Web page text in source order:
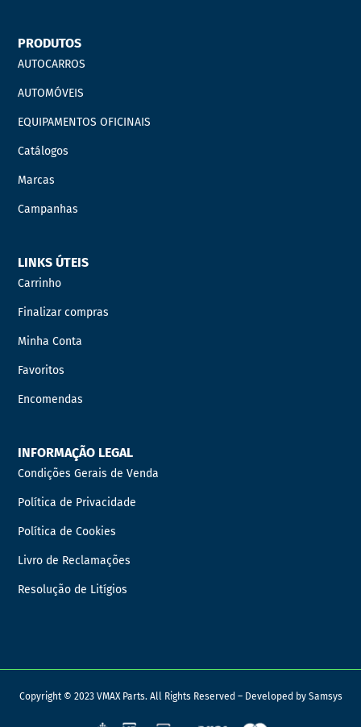
PRODUTOS
AUTOCARROS
AUTOMÓVEIS
EQUIPAMENTOS OFICINAIS
Catálogos
Marcas
Campanhas
LINKS ÚTEIS
Carrinho
Finalizar compras
Minha Conta
Favoritos
Encomendas
INFORMAÇÃO LEGAL
Condições Gerais de Venda
Política de Privacidade
Política de Cookies
Livro de Reclamações
Resolução de Litígios
Copyright © 2023 VMAX Parts. All Rights Reserved – Developed by Samsys